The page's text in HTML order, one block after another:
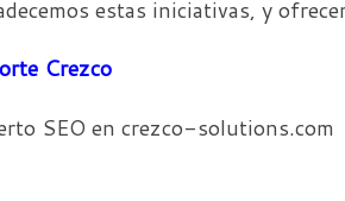
estas iniciativas, y
Crezco
SEO en crezco-solutions.com